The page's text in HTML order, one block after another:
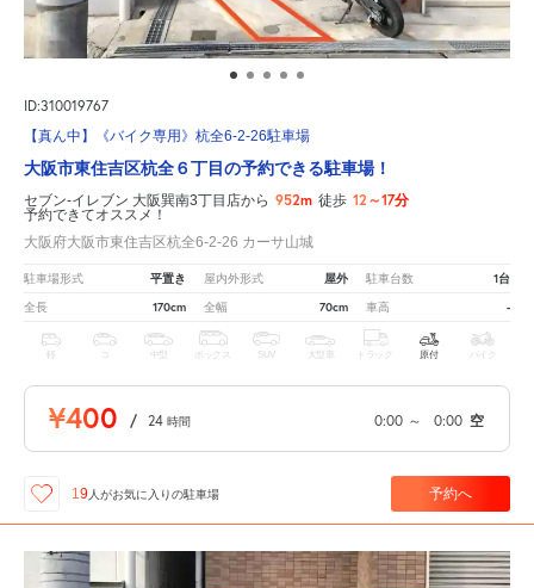
ID:310019767
【真ん中】《バイク専用》杭全6-2-26駐車場
大阪市東住吉区杭全６丁目の予約できる駐車場！
セブン-イレブン 大阪巽南3丁目店から 952m 徒歩 12～17分
予約できてオススメ！
大阪府大阪市東住吉区杭全6-2-26 カーサ山城
駐車場形式 平置き 屋内外形式 屋外 駐車台数 1台
全長 170cm 全幅 70cm 車高 -
軽 中型 ボックス SUV 大型車 トラック 原付 バイク
¥400 / 24 時間 0:00 ～ 0:00 空
19人がお気に入りの駐車場 予約へ